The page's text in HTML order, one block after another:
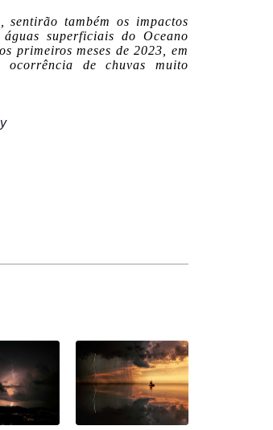
também os impactos
superficiais do Oceano
primeiros meses de 2023, em
de chuvas muito